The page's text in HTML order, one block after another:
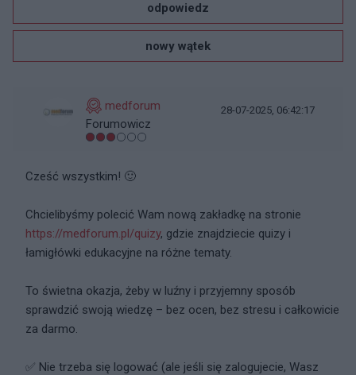
odpowiedz
nowy wątek
medforum
Forumowicz
28-07-2025, 06:42:17
Cześć wszystkim! 🙂
Chcielibyśmy polecić Wam nową zakładkę na stronie
https://medforum.pl/quizy, gdzie znajdziecie quizy i
łamigłówki edukacyjne na różne tematy.
To świetna okazja, żeby w luźny i przyjemny sposób
sprawdzić swoją wiedzę – bez ocen, bez stresu i całkowicie
za darmo.
✅ Nie trzeba się logować (ale jeśli się zalogujecie, Wasz